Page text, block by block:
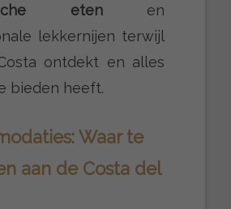
etenen
lekkernijen terwijl
ontdekt en alles
bieden heeft.
Waar te
aan de Costa del